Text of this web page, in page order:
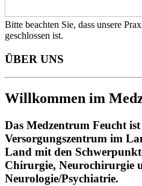
Bitte beachten Sie, dass unsere
geschlossen ist.
ÜBER UNS
Willkommen im
Das Medzentrum Feucht
Versorgungszentrum im
Land mit den
Chirurgie, Neurochirurgie
Neurologie/Psychiatrie.